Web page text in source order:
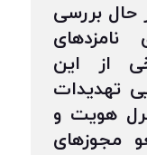
حال بررسی
نامزدهای
از این
تهدیدات
هویت و
مجوزهای